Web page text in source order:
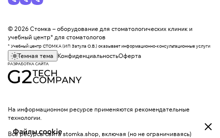
Файлы cookie
© 2026 Стомка – оборудование для стоматологических клиник и
учебный центр* для стоматологов
* Учебный центр СТОМКА (ИП Затула О.В.) оказывает информационно-консультационные услуги
Темная тема КонфиденциальностьОферта
На информационном ресурсе применяются рекомендательные
технологии.
Все ресурсы сайта stomka.shop, включая (но не ограничиваясь)